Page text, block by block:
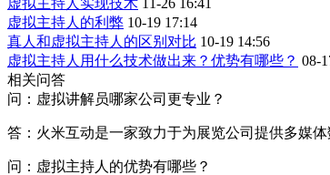
虚拟主持人实现技术 11-26 16:41
虚拟主持人的利弊 10-19 17:14
真人和虚拟主持人的区别对比 10-19 14:56
虚拟主持人用什么技术做出来？优势有哪些？ 08-
相关问答
问：虚拟讲解员哪家公司更专业？
答：火米互动是一家致力于为展览公司提供多媒
问：虚拟主持人的优势有哪些？